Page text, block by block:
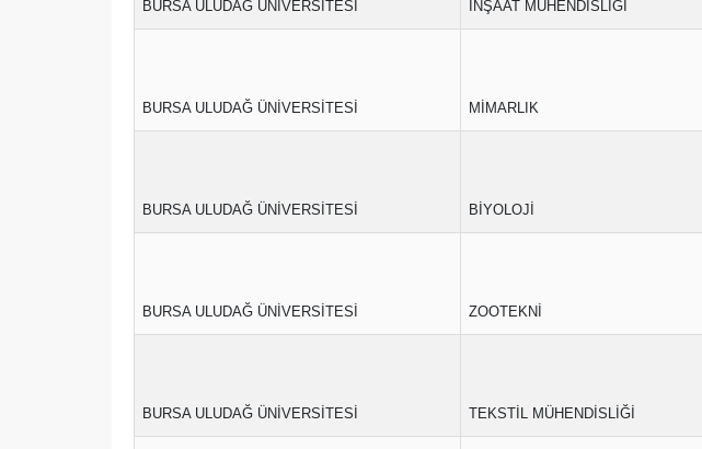
BURSA ULUDAĞ ÜNİVERSİTESİ İNŞAAT MÜHENDİSLİĞİ
BURSA ULUDAĞ ÜNİVERSİTESİ MİMARLIK
BURSA ULUDAĞ ÜNİVERSİTESİ BİYOLOJİ
BURSA ULUDAĞ ÜNİVERSİTESİ ZOOTEKNİ
BURSA ULUDAĞ ÜNİVERSİTESİ TEKSTİL MÜHENDİSLİĞİ